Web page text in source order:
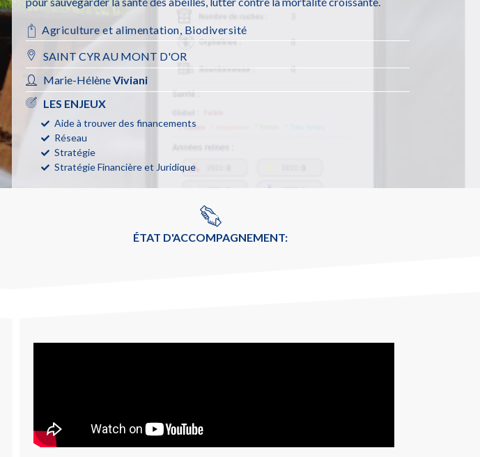
Agriculture et alimentation, Biodiversité
SAINT CYR AU MONT D'OR
Marie-HélèneViviani
LES ENJEUX
Aide à trouver des financements
Réseau
Stratégie
Stratégie Financière et Juridique
ÉTAT D'ACCOMPAGNEMENT: